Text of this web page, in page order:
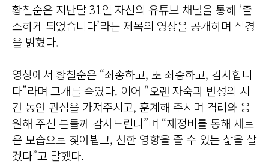
황철순은 지난달 31일 자신의 유튜브 채널을 통해 ‘출
소하게 되었습니다’라는 제목의 영상을 공개하며 심경
을 밝혔다.
영상에서 황철순은 “죄송하고, 또 죄송하고, 감사합니
다”라며 고개를 숙였다. 이어 “오랜 자숙과 반성의 시
간 동안 관심을 가져주시고, 훈계해 주시며 격려와 응
원해 주신 분들께 감사드린다”며 “재정비를 통해 새로
운 모습으로 찾아뵙고, 선한 영향을 줄 수 있는 삶을 살
겠다”고 말했다.